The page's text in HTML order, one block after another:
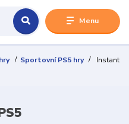
Menu
Sportovní PS5 hry
Instant